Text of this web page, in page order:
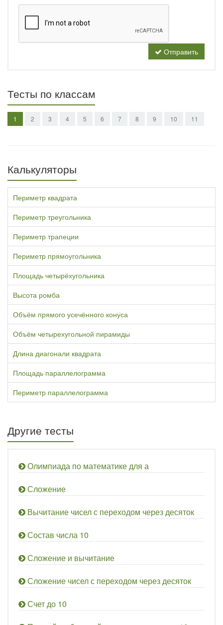
Отправить
Тесты по классам
1 2 3 4 5 6 7 8 9 10 11
Калькуляторы
Периметр квадрата
Периметр треугольника
Периметр трапеции
Периметр прямоугольника
Площадь четырёхугольника
Высота ромба
Объём прямого усечённого конуса
Объём четырехугольной пирамиды
Длина диагонали квадрата
Площадь параллелограмма
Периметр параллелограмма
Другие тесты
Олимпиада по математике для а
Сложение
Вычитание чисел с переходом через десяток
Состав числа 10
Сложение и вычитание
Сложение чисел с переходом через десяток
Счет до 10